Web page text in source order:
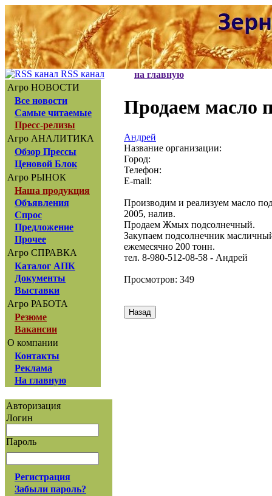
RSS канал
Агро НОВОСТИ
Все новости
Самые читаемые
Пресс-релизы
Агро АНАЛИТИКА
Обзор Прессы
Ценовой Блок
Агро РЫНОК
Наша продукция
Объявления
Спрос
Предложение
Прочее
Агро СПРАВКА
Каталог АПК
Документы
Выставки
Агро РАБОТА
Резюме
Вакансии
О компании
Контакты
Реклама
На главную
Авторизация
Логин
Пароль
Регистрация
Забыли пароль?
на главную
Продаем масло
Андрей
Название организации:
Город:
Телефон:
E-mail:
Производим и реализуем масло
2005, налив.
Продаем Жмых подсолнечный.
Закупаем подсолнечник
ежемесячно 200 тонн.
тел. 8-980-512-08-58 - Андрей
Просмотров: 349